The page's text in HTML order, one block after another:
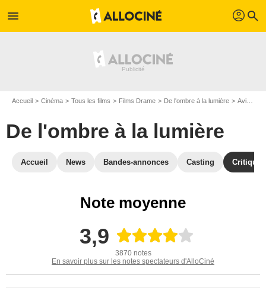
menu profil search
Accueil Cinéma Tous les films Films Drame De l'ombre à la lumière Avis De l'ombre à la lumière
De l'ombre à la lumière
Accueil News Bandes-annonces Casting
Note moyenne
3,9
3870 notes
En savoir plus sur les notes spectateurs d'AlloCiné